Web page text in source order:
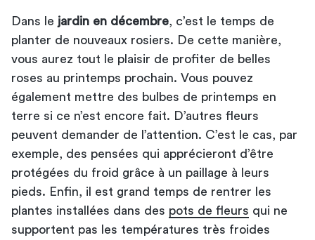
Dans le jardin en décembre , c’est le temps de
planter de nouveaux rosiers. De cette manière,
vous aurez tout le plaisir de profiter de belles
roses au printemps prochain. Vous pouvez
également mettre des bulbes de printemps en
terre si ce n’est encore fait. D’autres fleurs
peuvent demander de l’attention. C’est le cas, par
exemple, des pensées qui apprécieront d’être
protégées du froid grâce à un paillage à leurs
pieds. Enfin, il est grand temps de rentrer les
plantes installées dans des pots de fleurs qui ne
supportent pas les températures très froides